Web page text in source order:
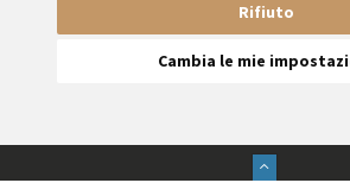
Rifiuto
Cambia le mie